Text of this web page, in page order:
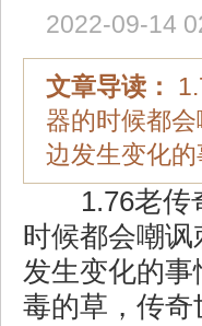
2022-09-14
文章导读：
器的时候都
边发生变化的
1.76老传
时候都会嘲
发生变化的
毒的草，传